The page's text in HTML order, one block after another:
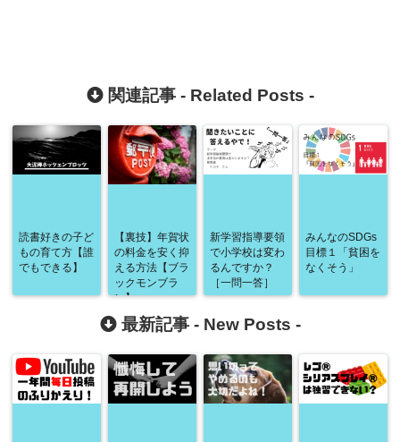
関連記事 - Related Posts -
読書好きの子ど
もの育て方【誰
でもできる】
【裏技】年賀状
の料金を安く抑
える方法【ブラ
ックモンブラ
ン】
新学習指導要領
で小学校は変わ
るんですか？
［一問一答］
みんなのSDGs
目標１「貧困を
なくそう」
最新記事 - New Posts -